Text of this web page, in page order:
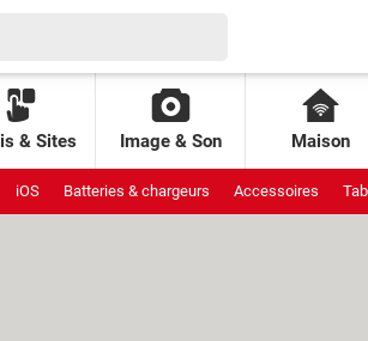
& Sites Image & Son Maison
iOS Batteries & chargeurs Accessoires